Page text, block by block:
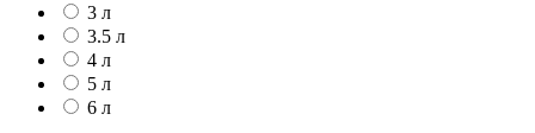
3 л
3.5 л
4 л
5 л
6 л